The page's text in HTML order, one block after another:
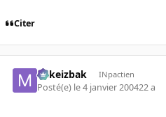
Citer
Mikeizbak INpactien
Posté(e) le 4 janvier 200422 a